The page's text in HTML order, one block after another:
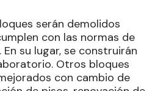
serán demolidos
con las normas de
su lugar, se construirán
Otros bloques
con cambio de